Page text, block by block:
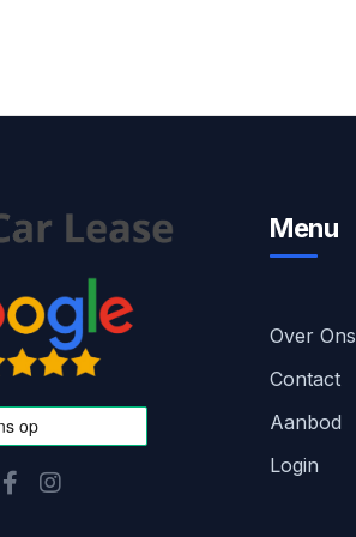
Menu
Over Ons
Contact
Aanbod
Login